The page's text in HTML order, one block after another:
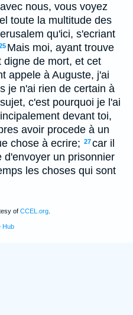
nous, vous voyez
toute la multitude des
qu'ici, s'ecriant
Mais moi, ayant trouve
digne de mort, et cet
appele à Auguste, j'ai
je n'ai rien de certain à
c'est pourquoi je l'ai
devant toi,
avoir procede à un
chose à ecrire; 27car il
d'envoyer un prisonnier
les choses qui sont
of CCEL.org
Hub